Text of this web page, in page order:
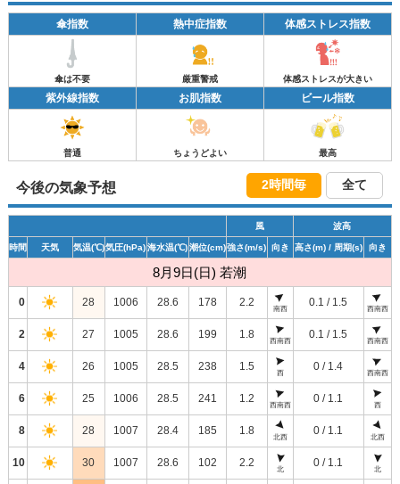
傘指数 熱中症指数 体感ストレス指数
傘は不要 厳重警戒 体感ストレスが大きい
紫外線指数 お肌指数 ビール指数
普通 ちょうどよい 最高
今後の気象予想 2時間毎 全て
風 波高
時間 天気 気温(℃)気圧(hPa) 海水温(℃)潮位(cm)強さ(m/s) 向き 高さ(m)/ 周期(s) 向き
8月9日(日) 若潮
0 28 1006 28.6 178 2.2
南西
0.1 / 1.5
西南西
2 27 1005 28.6 199 1.8
西南西
0.1 / 1.5
西南西
4 26 1005 28.5 238 1.5
西
0 / 1.4
西南西
6 25 1006 28.5 241 1.2
西南西
0 / 1.1
西
8 28 1007 28.4 185 1.8
北西
0 / 1.1
北西
10 30 1007 28.6 102 2.2
北
0 / 1.1
北